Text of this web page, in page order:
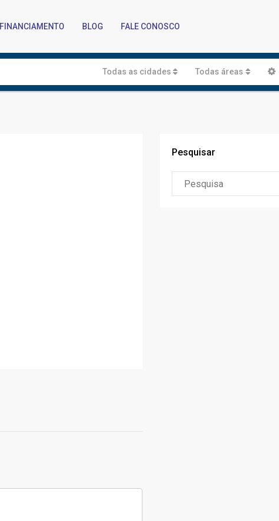
FINANCIAMENTO BLOG FALE CONOSCO
Todas as cidades Todas áreas
Pesquisar